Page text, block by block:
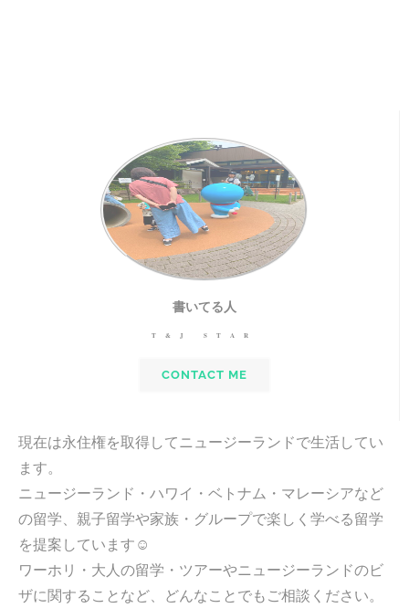
書いてる人
T&J STAR
CONTACT ME
現在は永住権を取得してニュージーランドで生活してい
ます。
ニュージーランド・ハワイ・ベトナム・マレーシアなど
の留学、親子留学や家族・グループで楽しく学べる留学
を提案しています☺︎
ワーホリ・大人の留学・ツアーやニュージーランドのビ
ザに関することなど、どんなことでもご相談ください。